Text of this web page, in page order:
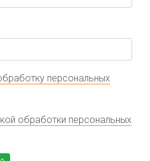
персональных
обработки персональных